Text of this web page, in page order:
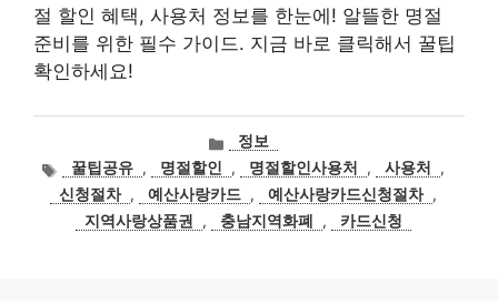
절 할인 혜택, 사용처 정보를 한눈에! 알뜰한 명절
준비를 위한 필수 가이드. 지금 바로 클릭해서 꿀팁
확인하세요!
카
고
리
정보
태
그
꿀팁공유 , 명절할인 , 명절할인사용처 , 사용처
,
신청절차 , 예산사랑카드 , 예산사랑카드신청절차 ,
지역사랑상품권
, 충남지역화폐 , 카드신청